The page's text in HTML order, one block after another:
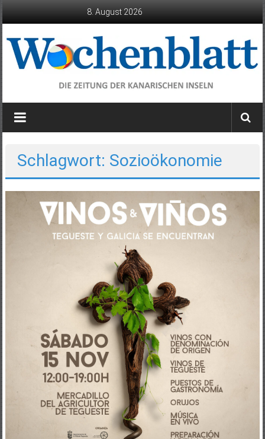
8. August 2026
Wochenblatt
die
Kanarischen
Inseln
Schlagwort: Sozioökonomie